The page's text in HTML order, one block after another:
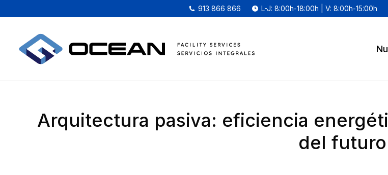
913 866 866 L-J: 8:00h-18:00h | V: 8:00h-15:00h
Arquitectura pasiva: eficiencia
del futuro